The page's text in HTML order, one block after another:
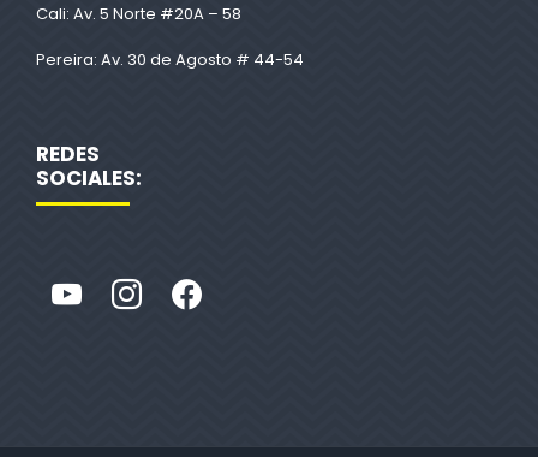
Cali: Av. 5 Norte #20A – 58
Pereira: Av. 30 de Agosto # 44-54
REDES
SOCIALES: